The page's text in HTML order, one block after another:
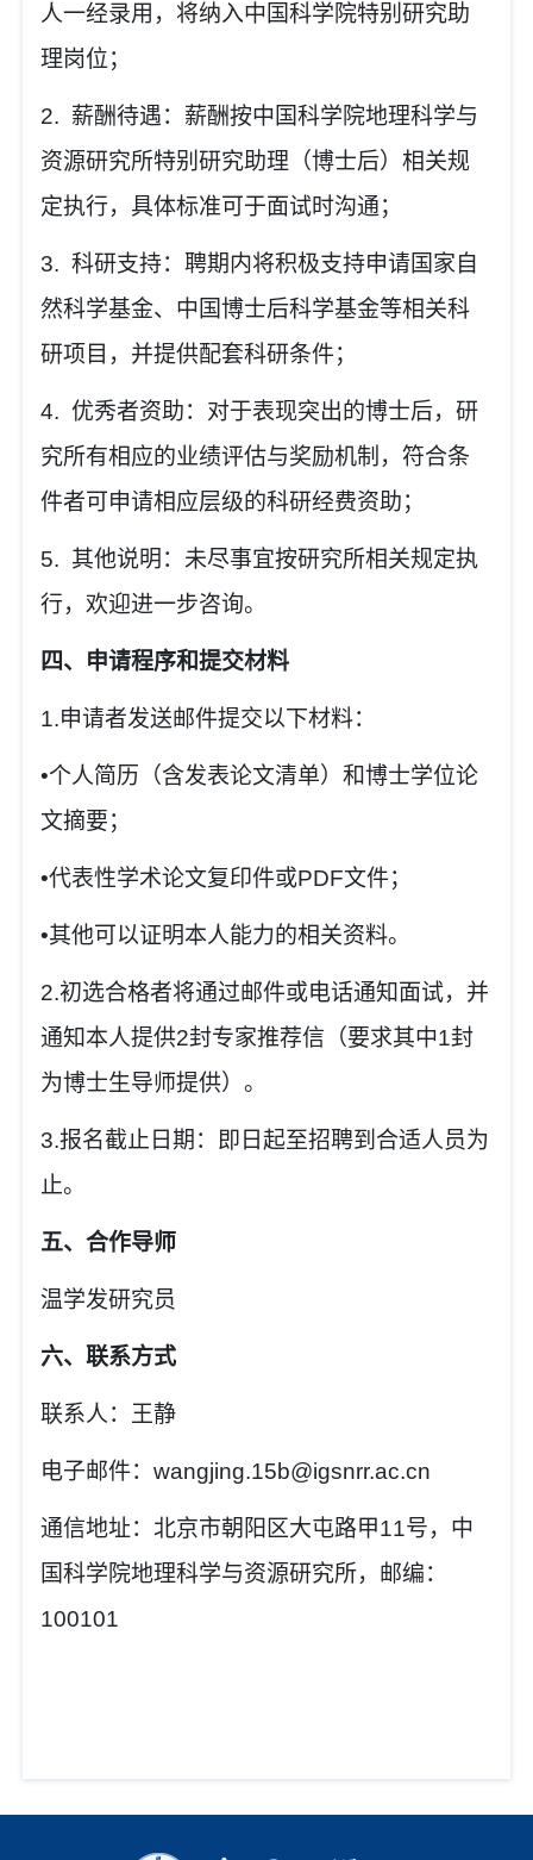
人一经录用，将纳入中国科学院特别研究助
理岗位；
2. 薪酬待遇：薪酬按中国科学院地理科学与
资源研究所特别研究助理（博士后）相关规
定执行，具体标准可于面试时沟通；
3.科研支持：聘期内将积极支持申请国家自
然科学基金、中国博士后科学基金等相关科
研项目，并提供配套科研条件；
4.优秀者资助：对于表现突出的博士后，研
究所有相应的业绩评估与奖励机制，符合条
件者可申请相应层级的科研经费资助；
5. 其他说明：未尽事宜按研究所相关规定执
行，欢迎进一步咨询。
四、申请程序和提交材料
1.申请者发送邮件提交以下材料：
•个人简历（含发表论文清单）和博士学位论
文摘要；
•代表性学术论文复印件或PDF文件；
•其他可以证明本人能力的相关资料。
2.初选合格者将通过邮件或电话通知面试，并
通知本人提供2封专家推荐信（要求其中1封
为博士生导师提供）。
3.报名截止日期：即日起至招聘到合适人员为
止。
五、合作导师
温学发研究员
六、联系方式
联系人： 王静
电子邮件：wangjing.15b@igsnrr.ac.cn
通信地址：北京市朝阳区大屯路甲11号，中
国科学院地理科学与资源研究所，邮编：
100101